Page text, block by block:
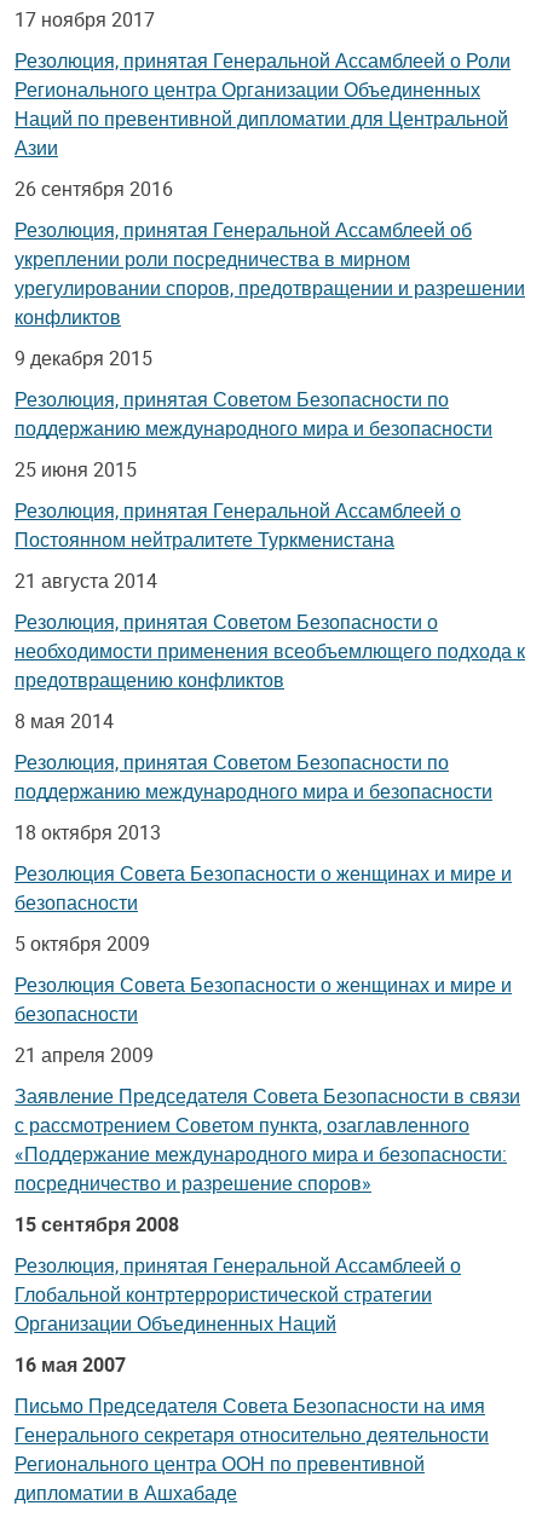
17 ноября 2017
Резолюция, принятая Генеральной Ассамблеей о Роли
Регионального центра Организации Объединенных
Наций по превентивной дипломатии для Центральной
Азии
26 сентября 2016
Резолюция, принятая Генеральной Ассамблеей об
укреплении роли посредничества в мирном
урегулировании споров, предотвращении и разрешении
конфликтов
9 декабря 2015
Резолюция, принятая Советом Безопасности по
поддержанию международного мира и безопасности
25 июня 2015
Резолюция, принятая Генеральной Ассамблеей о
Постоянном нейтралитете Туркменистана
21 августа 2014
Резолюция, принятая Советом Безопасности о
необходимости применения всеобъемлющего подхода к
предотвращению конфликтов
8 мая 2014
Резолюция, принятая Советом Безопасности по
поддержанию международного мира и безопасности
18 октября 2013
Резолюция Совета Безопасности о женщинах и мире и
безопасности
5 октября 2009
Резолюция Совета Безопасности о женщинах и мире и
безопасности
21 апреля 2009
Заявление Председателя Совета Безопасности в связи
с рассмотрением Советом пункта, озаглавленного
«Поддержание международного мира и безопасности:
посредничество и разрешение споров»
15 сентября 2008
Резолюция, принятая Генеральной Ассамблеей о
Глобальной контртеррористической стратегии
Организации Объединенных Наций
16 мая 2007
Письмо Председателя Совета Безопасности на имя
Генерального секретаря относительно деятельности
Регионального центра ООН по превентивной
дипломатии в Ашхабаде